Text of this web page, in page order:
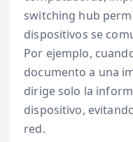
switching hub
dispositivos se
Por ejemplo,
documento a una
dirige solo la
dispositivo,
red.